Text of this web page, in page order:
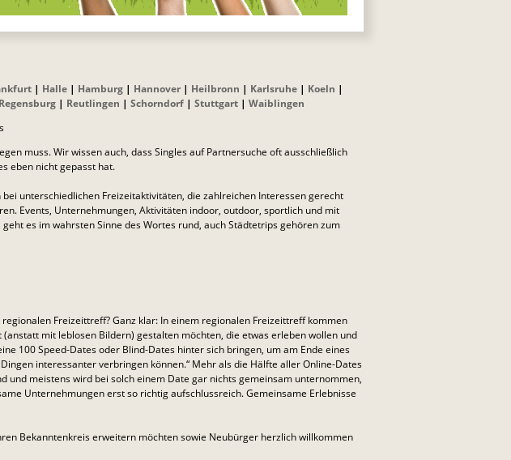
| Halle | Hamburg | Hannover | Heilbronn | Karlsruhe | Koeln |
Regensburg | Reutlingen | Schorndorf | Stuttgart | Waiblingen
muss. Wir wissen auch, dass Singles auf Partnersuche oft ausschließlich
eben nicht gepasst hat.
unterschiedlichen Freizeitaktivitäten, die zahlreichen Interessen gerecht
Events, Unternehmungen, Aktivitäten indoor, outdoor, sportlich und mit
es im wahrsten Sinne des Wortes rund, auch Städtetrips gehören zum
Freizeittreff? Ganz klar: In einem regionalen Freizeittreff kommen
mit leblosen Bildern) gestalten möchten, die etwas erleben wollen und
100 Speed-Dates oder Blind-Dates hinter sich bringen, um am Ende eines
interessanter verbringen können.“ Mehr als die Hälfte aller Online-Dates
und meistens wird bei solch einem Date gar nichts gemeinsam unternommen,
Unternehmungen erst so richtig aufschlussreich. Gemeinsame Erlebnisse
Bekanntenkreis erweitern möchten sowie Neubürger herzlich willkommen